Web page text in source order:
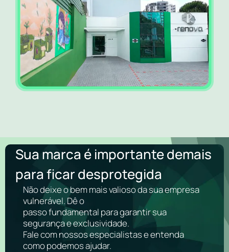
Sua marca é importante demais
para ficar desprotegida
Não deixe o bem mais valioso da sua empresa
vulnerável. Dê o
passo fundamental para garantir sua
segurança e exclusividade.
Fale com nossos especialistas e entenda
como podemos ajudar.